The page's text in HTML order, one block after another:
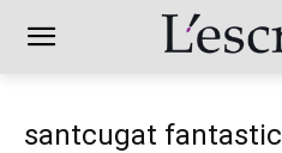
santcugat fantastic